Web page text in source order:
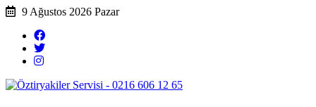
9 Ağustos 2026 Pazar